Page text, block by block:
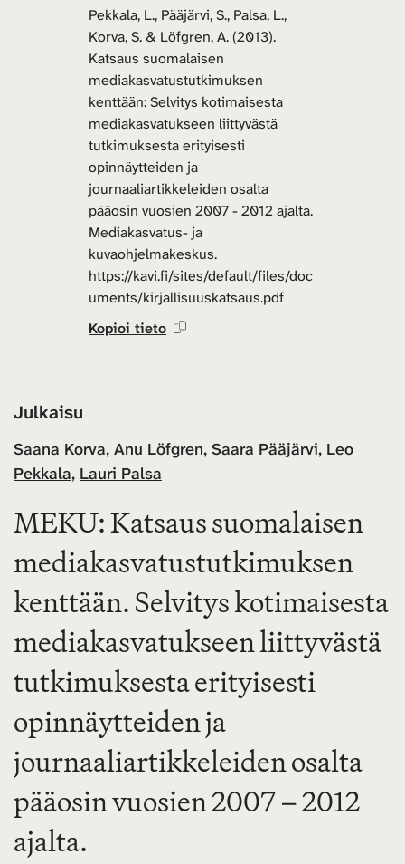
Pekkala, L., Pääjärvi, S., Palsa, L.,
Korva, S. & Löfgren, A. (2013).
Katsaus suomalaisen
mediakasvatustutkimuksen
kenttään: Selvitys kotimaisesta
mediakasvatukseen liittyvästä
tutkimuksesta erityisesti
opinnäytteiden ja
journaaliartikkeleiden osalta
pääosin vuosien 2007 - 2012 ajalta.
Mediakasvatus- ja
kuvaohjelmakeskus.
https://kavi.fi/sites/default/files/doc
uments/kirjallisuuskatsaus.pdf
Kopioi tieto
Julkaisu
Saana Korva, Anu Löfgren, Saara Pääjärvi, Leo
Pekkala, Lauri Palsa
MEKU: Katsaus suomalaisen
mediakasvatustutkimuksen
kenttään. Selvitys kotimaisesta
mediakasvatukseen liittyvästä
tutkimuksesta erityisesti
opinnäytteiden ja
journaaliartikkeleiden osalta
pääosin vuosien 2007 – 2012
ajalta.